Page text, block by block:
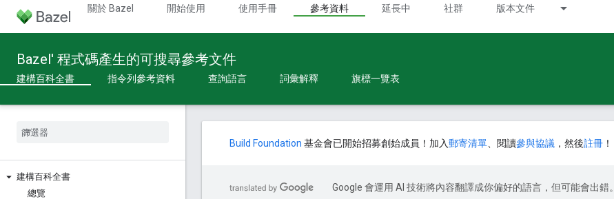
關於 Bazel 開始使用 使用手冊 參考資料 延長中 社群 版本文件
Bazel' 程式碼產生的可搜尋參考文件
建構百科全書 指令列參考資料 查詢語言 詞彙解釋 旗標一覽表
建構百科全書
總覽
Build Foundation 基金會已開始招募創始成員！加入郵寄清單 、閱讀參與協議 ，然後註冊 ！
Google 會運用 AI 技術將內容翻譯成你偏好的語言，但可能會出錯。